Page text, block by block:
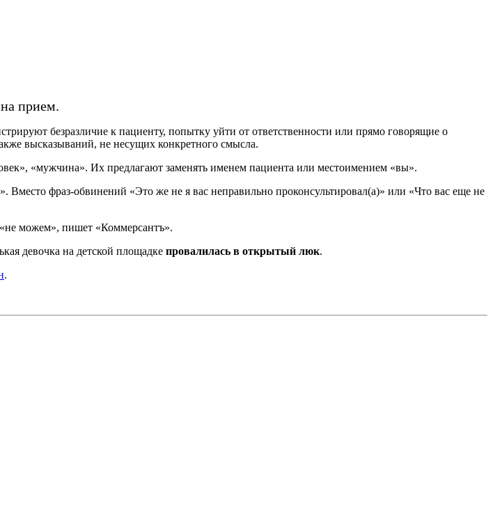
прием.
безразличие к пациенту, попытку уйти от ответственности или прямо говорящие о
высказываний, не несущих конкретного смысла.
«мужчина». Их предлагают заменять именем пациента или местоимением «вы».
фраз-обвинений «Это же не я вас неправильно проконсультировал(а)» или «Что вас еще не
можем», пишет «Коммерсантъ».
девочка на детской площадке провалилась в открытый люк.
.